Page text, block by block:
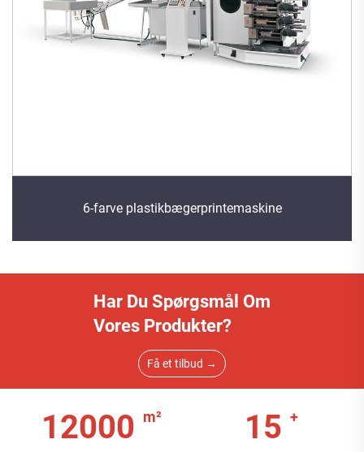
6-farve plastikbægerprintemaskine
Har Du Spørgsmål Om
Vores Produkter?
Få et tilbud →
12000 15